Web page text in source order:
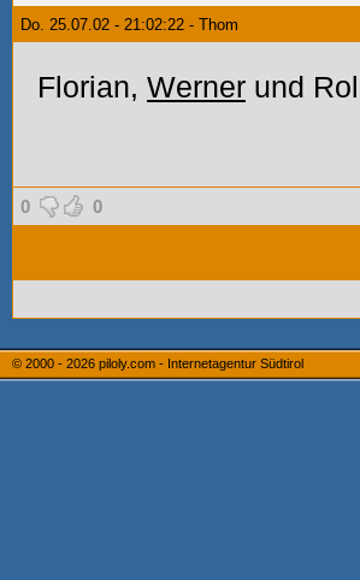
Do. 25.07.02 - 21:02:22 - Thom
Florian, Werner und
0 0
© 2000 - 2026 piloly.com - Internetagentur Südtirol